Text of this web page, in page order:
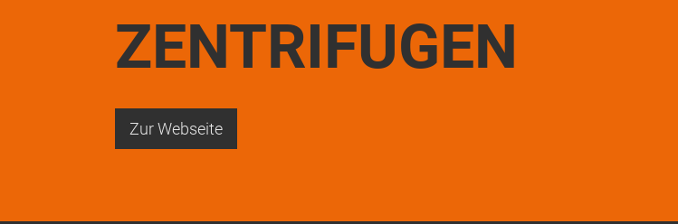
ZENTRIFUGEN
Zur Webseite